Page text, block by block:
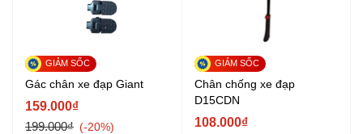
Gác chân xe đạp Giant
159.000₫
199.000₫
-20%
Chân chống xe đạp
D15CDN
108.000₫